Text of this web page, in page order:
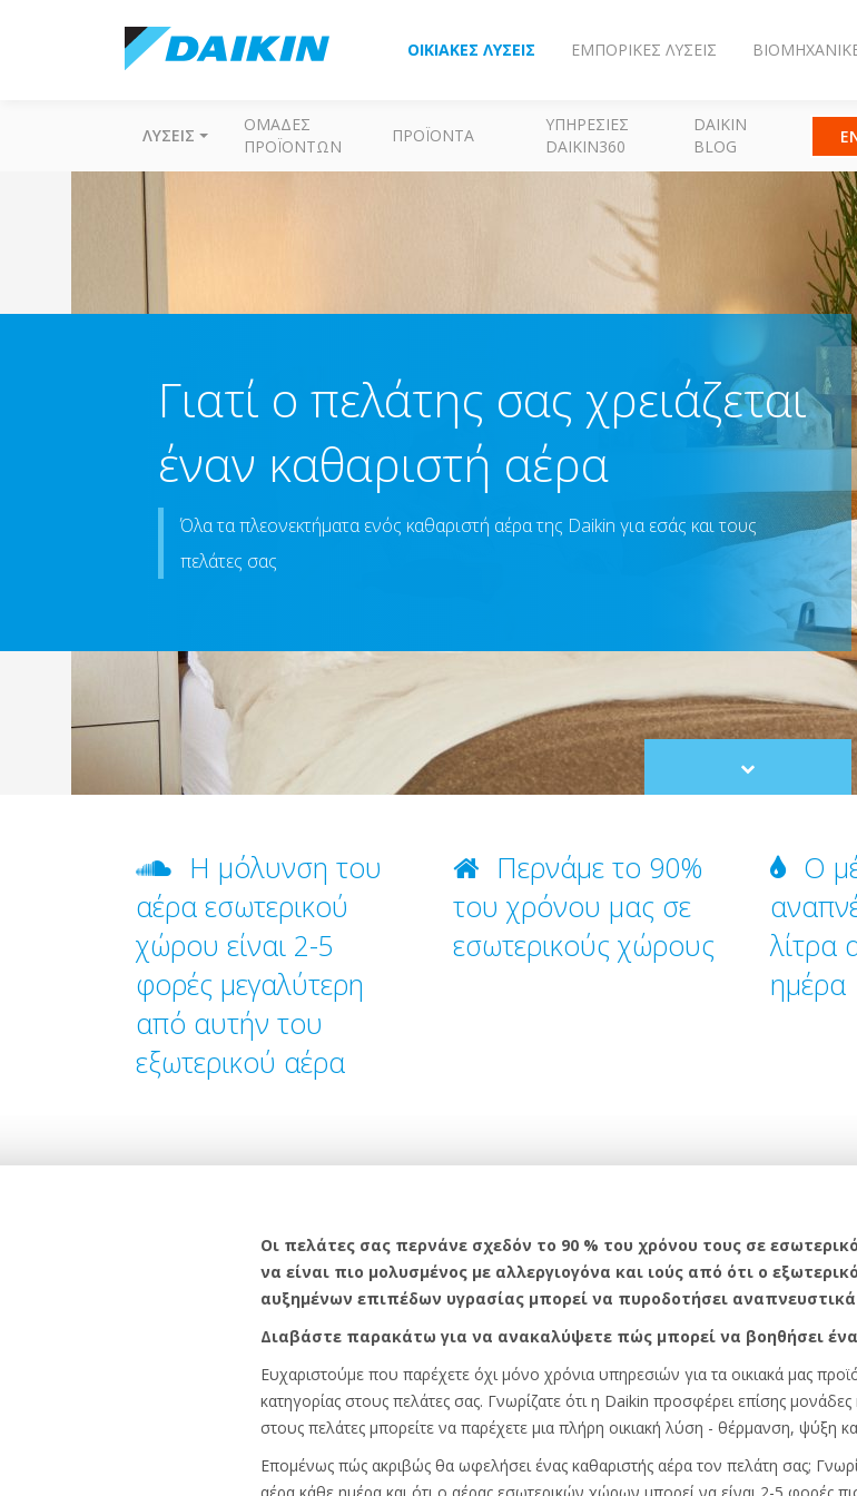
ΟΙΚΙΑΚΈΣ ΛΎΣΕΙΣ ΕΜΠΟΡΙΚΈΣ ΛΎΣΕΙΣ
ΛΎΣΕΙΣ
ΟΜΆΔΕΣ
ΠΡΟΪΌΝΤΩΝ
ΠΡΟΪΌΝΤΑ
ΥΠΗΡΕΣΊΕΣ
DAIKIN360
DAIKIN
BLOG
Γιατί ο πελάτης σας χρειάζεται
έναν καθαριστή αέρα
Όλα τα πλεονεκτήματα ενός καθαριστή αέρα της Daikin για εσάς και τους
πελάτες σας
Scroll
to
Η μόλυνση του
αέρα εσωτερικού
χώρου είναι 2-5
φορές μεγαλύτερη
από αυτήν του
εξωτερικού αέρα
Περνάμε το 90%
του χρόνου μας σε
εσωτερικούς χώρους
Ο
λίτρα
ημέρα
Οι πελάτες σας περνάνε σχεδόν το 90 % του χρόνου τους σε
να είναι πιο μολυσμένος με αλλεργιογόνα και ιούς από ότι ο
αυξημένων επιπέδων υγρασίας μπορεί να πυροδοτήσει
Διαβάστε παρακάτω για να ανακαλύψετε πώς μπορεί να βοηθήσει
Ευχαριστούμε που παρέχετε όχι μόνο χρόνια υπηρεσιών για τα οικιακά μας
κατηγορίας στους πελάτες σας. Γνωρίζατε ότι η Daikin προσφέρει επίσης
στους πελάτες μπορείτε να παρέχετε μια πλήρη οικιακή λύση - θέρμανση, ψύξη
Επομένως πώς ακριβώς θα ωφελήσει ένας καθαριστής αέρα τον πελάτη σας;